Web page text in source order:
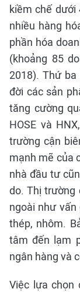
kiềm chế dưới
nhiều hàng
phần hóa
(khoảng 85
2018). Thứ
đời các sản
tăng cường
HOSE và
trường cận
mạnh mẽ của
nhà đầu tư
do. Thị trường
ngoài như
thép, nhôm.
tâm đến lạm
ngân hàng và
Việc lựa chọn